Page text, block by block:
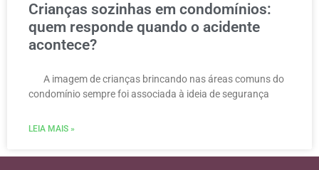
Crianças sozinhas em condomínios:
quem responde quando o acidente
acontece?
A imagem de crianças brincando nas áreas comuns do
condomínio sempre foi associada à ideia de segurança
LEIA MAIS »